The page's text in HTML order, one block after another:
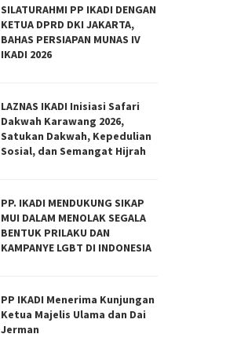
SILATURAHMI PP IKADI DENGAN
KETUA DPRD DKI JAKARTA,
BAHAS PERSIAPAN MUNAS IV
IKADI 2026
LAZNAS IKADI Inisiasi Safari
Dakwah Karawang 2026,
Satukan Dakwah, Kepedulian
Sosial, dan Semangat Hijrah
PP. IKADI MENDUKUNG SIKAP
MUI DALAM MENOLAK SEGALA
BENTUK PRILAKU DAN
KAMPANYE LGBT DI INDONESIA
PP IKADI Menerima Kunjungan
Ketua Majelis Ulama dan Dai
Jerman